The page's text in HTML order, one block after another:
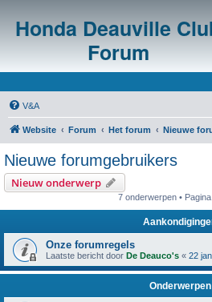
Honda Deauville
Forum
V&A
Website Forum Het forum Nieuwe
Nieuwe forumgebruikers
Nieuw onderwerp
7 onderwerpen • Pagina
Onze forumregels
Laatste bericht door De Deauco's « 22
Onderwerpen